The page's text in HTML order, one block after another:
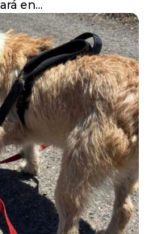
en...